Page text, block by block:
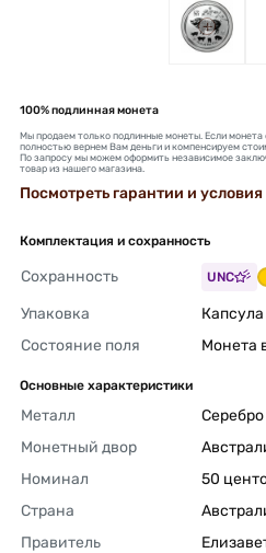
+
100% подлинная монета
Мы продаем только подлинные монеты. Если
полностью вернем Вам деньги и компенсируем
По запросу мы можем оформить независимое
товар из нашего магазина.
Посмотреть гарантии и условия
Комплектация и сохранность
Сохранность UNC
Упаковка
Состояние поля
Монета
Основные характеристики
Металл
Серебро
Монетный двор
Номинал
50
Страна
Правитель